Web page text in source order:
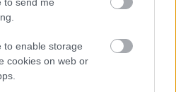
to enable storage
cookies on web or